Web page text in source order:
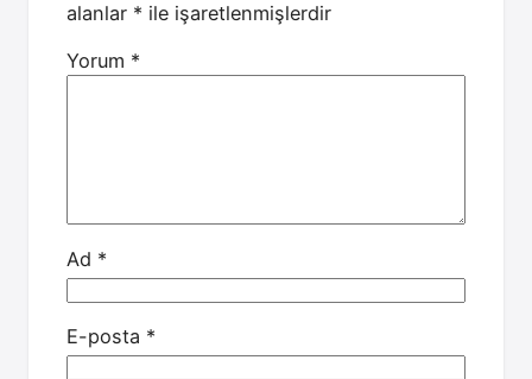
alanlar * ile işaretlenmişlerdir
Yorum *
Ad *
E-posta *